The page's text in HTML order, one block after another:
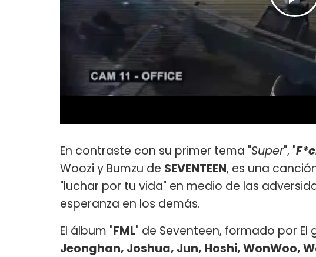
En contraste con su primer tema "Super", "
Woozi y Bumzu de SEVENTEEN, es una
"luchar por tu vida" en medio de las
esperanza en los demás.
El álbum "FML" de Seventeen, formado por
Jeonghan, Joshua, Jun, Hoshi, WonWoo,